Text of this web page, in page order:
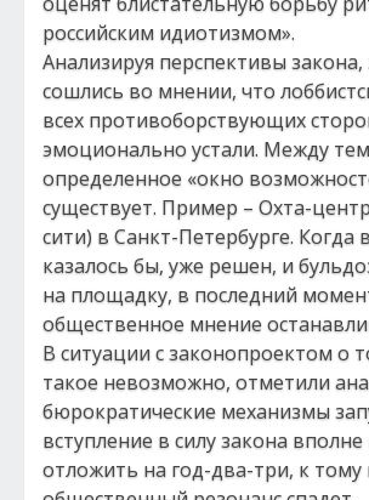
российским идиотизмом».
Анализируя перспективы закона,
сошлись во мнении, что
всех противоборствующих
эмоционально устали. Между
определенное «окно
существует. Пример – Охта-
сити) в Санкт-Петербурге. Когда
казалось бы, уже решен, и
на площадку, в последний
общественное мнение
В ситуации с законопроектом о
такое невозможно, отметили
бюрократические механизмы
вступление в силу закона
отложить на год-два-три, к